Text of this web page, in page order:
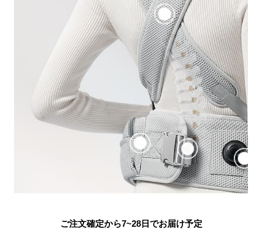
ご注文確定から7~28日でお届け予定